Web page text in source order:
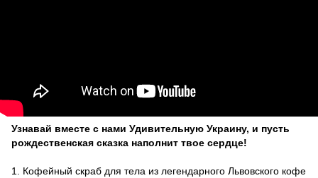
Узнавай вместе с нами Удивительную Украину, и пусть
рождественская сказка наполнит твое сердце!
1. Кофейный скраб для тела из легендарного Львовского кофе